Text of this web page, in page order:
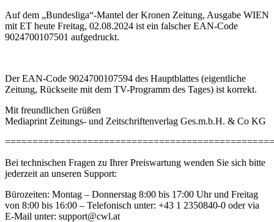
Auf dem „Bundesliga“-Mantel der Kronen Zeitung, Ausgabe WIEN
mit ET heute Freitag, 02.08.2024 ist ein falscher EAN-Code
9024700107501 aufgedruckt.
Der EAN-Code 9024700107594 des Hauptblattes (eigentliche
Zeitung, Rückseite mit dem TV-Programm des Tages) ist korrekt.
Mit freundlichen Grüßen
Mediaprint Zeitungs- und Zeitschriftenverlag Ges.m.b.H. & Co KG
Bei technischen Fragen zu Ihrer Preiswartung wenden Sie sich bitte
jederzeit an unseren Support:
Bürozeiten: Montag – Donnerstag 8:00 bis 17:00 Uhr und Freitag
von 8:00 bis 16:00 – Telefonisch unter: +43 1 2350840-0 oder via
E-Mail unter: support@cwl.at